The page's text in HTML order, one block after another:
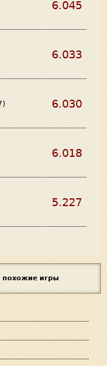
6.045
6.033
6.030
6.018
5.227
похожие игры